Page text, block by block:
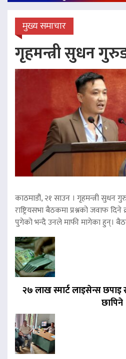
मुख्य समाचार
गृहमन्त्री सुधन
काठमाडौं, २१ साउन । गृहमन्त्री सुधन
राष्ट्रियसभा बैठकमा प्रश्नको जवाफ
पुगेको भन्दै उनले माफी मागेका हुन्।
२७ लाख स्मार्ट लाइसेन्स छपाइ
छापिने